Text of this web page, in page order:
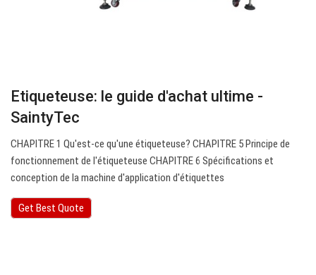
Etiqueteuse: le guide d'achat ultime -
SaintyTec
CHAPITRE 1 Qu'est-ce qu'une étiqueteuse? CHAPITRE 5 Principe de
fonctionnement de l'étiqueteuse CHAPITRE 6 Spécifications et
conception de la machine d'application d'étiquettes
Get Best Quote